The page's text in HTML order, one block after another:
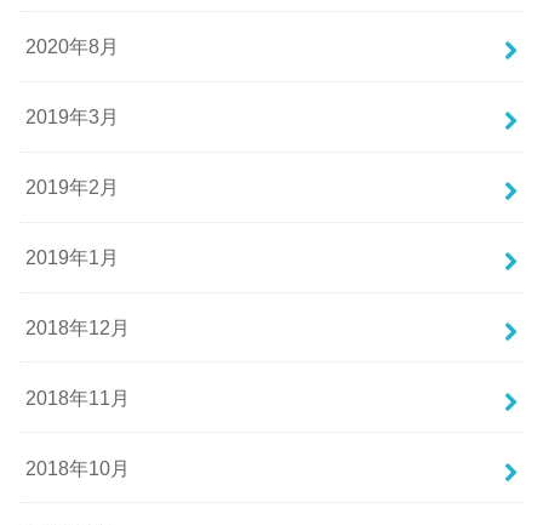
2020年8月
2019年3月
2019年2月
2019年1月
2018年12月
2018年11月
2018年10月